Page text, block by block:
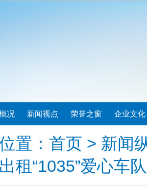
况 新闻视点 荣誉之窗 企业文化
置： 首页 > 新闻
“1035”爱心车